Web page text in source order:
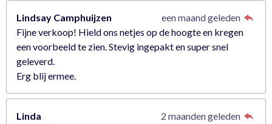
Lindsay Camphuijzen
een maand geleden
Fijne verkoop! Hield ons netjes op de hoogte en kregen
een voorbeeld te zien. Stevig ingepakt en super snel
geleverd.
Erg blij ermee.
Linda
2 maanden geleden